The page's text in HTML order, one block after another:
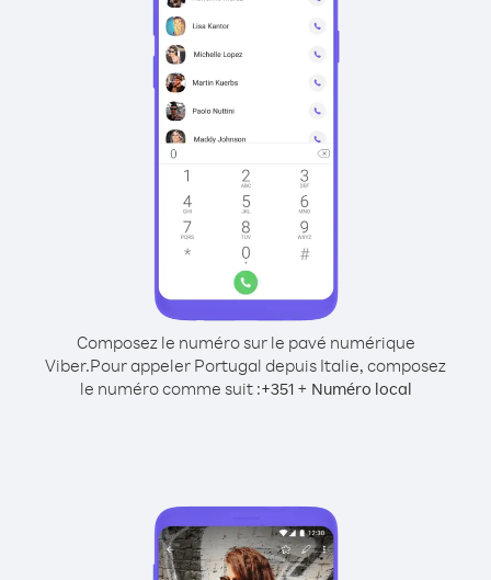
Composez le numéro sur le pavé numérique
Viber.Pour appeler Portugal depuis Italie, composez
le numéro comme suit :+351+ Numéro local